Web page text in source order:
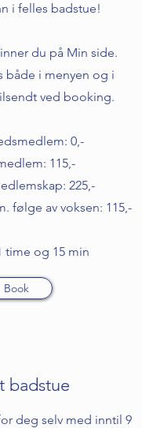
i felles badstue!
du på Min side.
både i menyen og i
ved booking.
0,-
115,-
225,-
følge av voksen: 115,-
time og 15 min
Book
badstue
deg selv med inntil 9